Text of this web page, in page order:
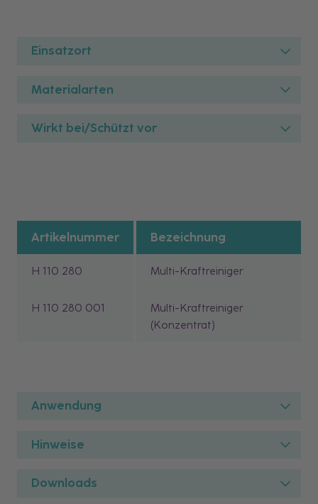
Einsatzort
Materialarten
Wirkt bei/Schützt vor
Artikelnummer Bezeichnung
H 110 280 Multi-Kraftreiniger
H 110 280 001
Multi-Kraftreiniger
(Konzentrat)
Anwendung
Hinweise
Downloads